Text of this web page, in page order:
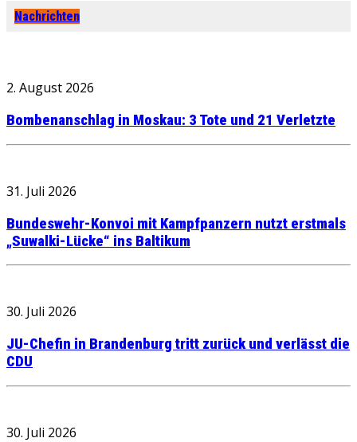
Nachrichten
2. August 2026
Bombenanschlag in Moskau: 3 Tote und 21 Verletzte
31. Juli 2026
Bundeswehr-Konvoi mit Kampfpanzern nutzt erstmals
„Suwalki-Lücke“ ins Baltikum
30. Juli 2026
JU-Chefin in Brandenburg tritt zurück und verlässt die
CDU
30. Juli 2026